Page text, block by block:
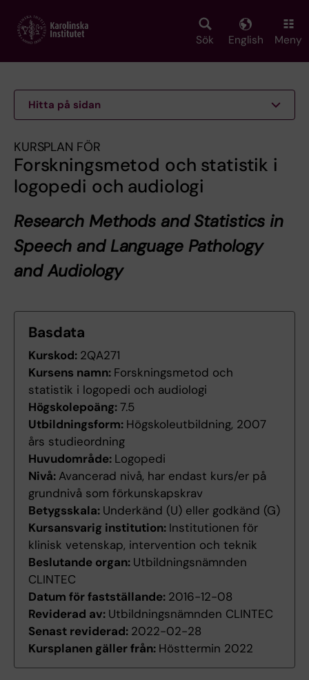
main
Sök English Meny
Hitta på sidan
KURSPLAN FÖR
Forskningsmetod och statistik i
logopedi och audiologi
Research Methods and Statistics in
Speech and Language Pathology
and Audiology
Basdata
Kurskod: 2QA271
Kursens namn: Forskningsmetod och
statistik i logopedi och audiologi
Högskolepoäng:7.5
Utbildningsform: Högskoleutbildning, 2007
års studieordning
Huvudområde: Logopedi
Nivå: Avancerad nivå, har endast kurs/er på
grundnivå som förkunskapskrav
Betygsskala: Underkänd (U) eller godkänd (G)
Kursansvarig institution: Institutionen för
klinisk vetenskap, intervention och teknik
Beslutande organ: Utbildningsnämnden
CLINTEC
Datum för fastställande: 2016-12-08
Reviderad av: Utbildningsnämnden CLINTEC
Senast reviderad: 2022-02-28
Kursplanen gäller från: Hösttermin 2022